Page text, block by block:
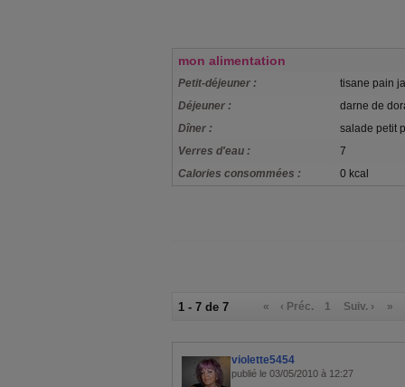
mon alimentation
Petit-déjeuner :
tisane pain
Déjeuner :
darne de
Dîner :
salade petit
Verres d'eau :
7
Calories consommées :
0 kcal
1 - 7 de 7 « ‹ Préc. 1 Suiv. › »
violette5454
publié le 03/05/2010 à 12:27